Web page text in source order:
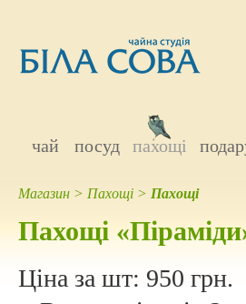
чай посуд пахощі
Магазин > Пахощі > Пахощі
Пахощі
Ціна за шт: 950 грн.